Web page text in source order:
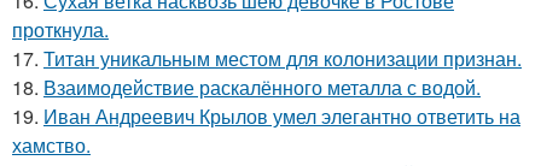
проткнула.
17. Титан уникальным местом для колонизации признан.
18. Взаимодействие раскалённого металла с водой.
19. Иван Андреевич Крылов умел элегантно ответить на
хамство.